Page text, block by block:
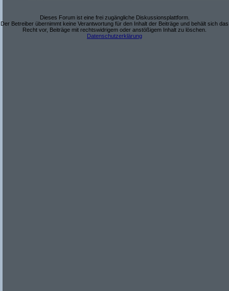
Dieses Forum ist eine frei zugängliche Diskussionsplattform.
Der Betreiber übernimmt keine Verantwortung für den Inhalt der Beiträge und behält sich das
Recht vor, Beiträge mit rechtswidrigem oder anstößigem Inhalt zu löschen.
Datenschutzerklärung